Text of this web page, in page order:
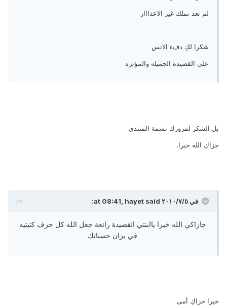
لم نعد نملك غير الاعذااار
شكرا لكِ دفء الانس
على القصيده الجميله والمؤثره
بل الشكر لمرورك نسمة المنتدى
جزاكِ الله خيرا..
في ٥‏/٧‏/٢٠١٠ at 08:41, hayet said:
جازاكي الله خيرا ياابنتي القصيدة رائعة جعل الله كل حرف كتبتيه
في يزان حسناتك
خيرا جزاكِ أمى